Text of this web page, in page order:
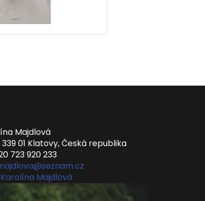
Majdlová
01 Klatovy, Česká republika
723 920 233
Karolína Majdlová